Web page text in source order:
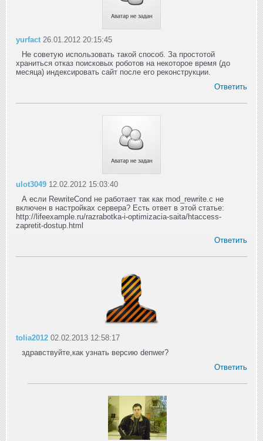
yurfact 26.01.2012 20:15:45
Не советую использовать такой способ. За простотой
храниться отказ поисковых роботов на некоторое время (до
месяца) индексировать сайт после его реконструкции.
Ответить
ulot3049 12.02.2012 15:03:40
А если RewriteCond не работает так как mod_rewrite.c не
включен в настройках сервера? Есть ответ в этой статье:
http://lifeexample.ru/razrabotka-i-optimizacia-saita/htaccess-
zapretit-dostup.html
Ответить
tolia2012 02.02.2013 12:58:17
здравствуйте,как узнать версию denwer?
Ответить